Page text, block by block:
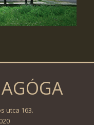
utca 163.